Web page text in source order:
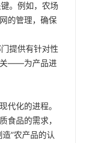
。例如，农场
的管理，确保
提供有针对性
——为产品进
代化的进程。
食品的需求，
”农产品的认